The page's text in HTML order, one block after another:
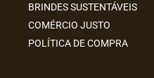
BRINDES SUSTENTÁVEIS
COMÉRCIO JUSTO
POLÍTICA DE COMPRA